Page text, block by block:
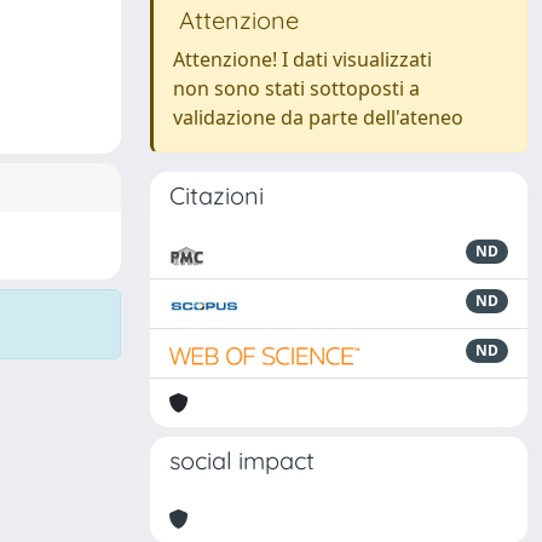
Attenzione
Attenzione! I dati visualizzati
non sono stati sottoposti a
validazione da parte dell'ateneo
Citazioni
ND
ND
ND
social impact